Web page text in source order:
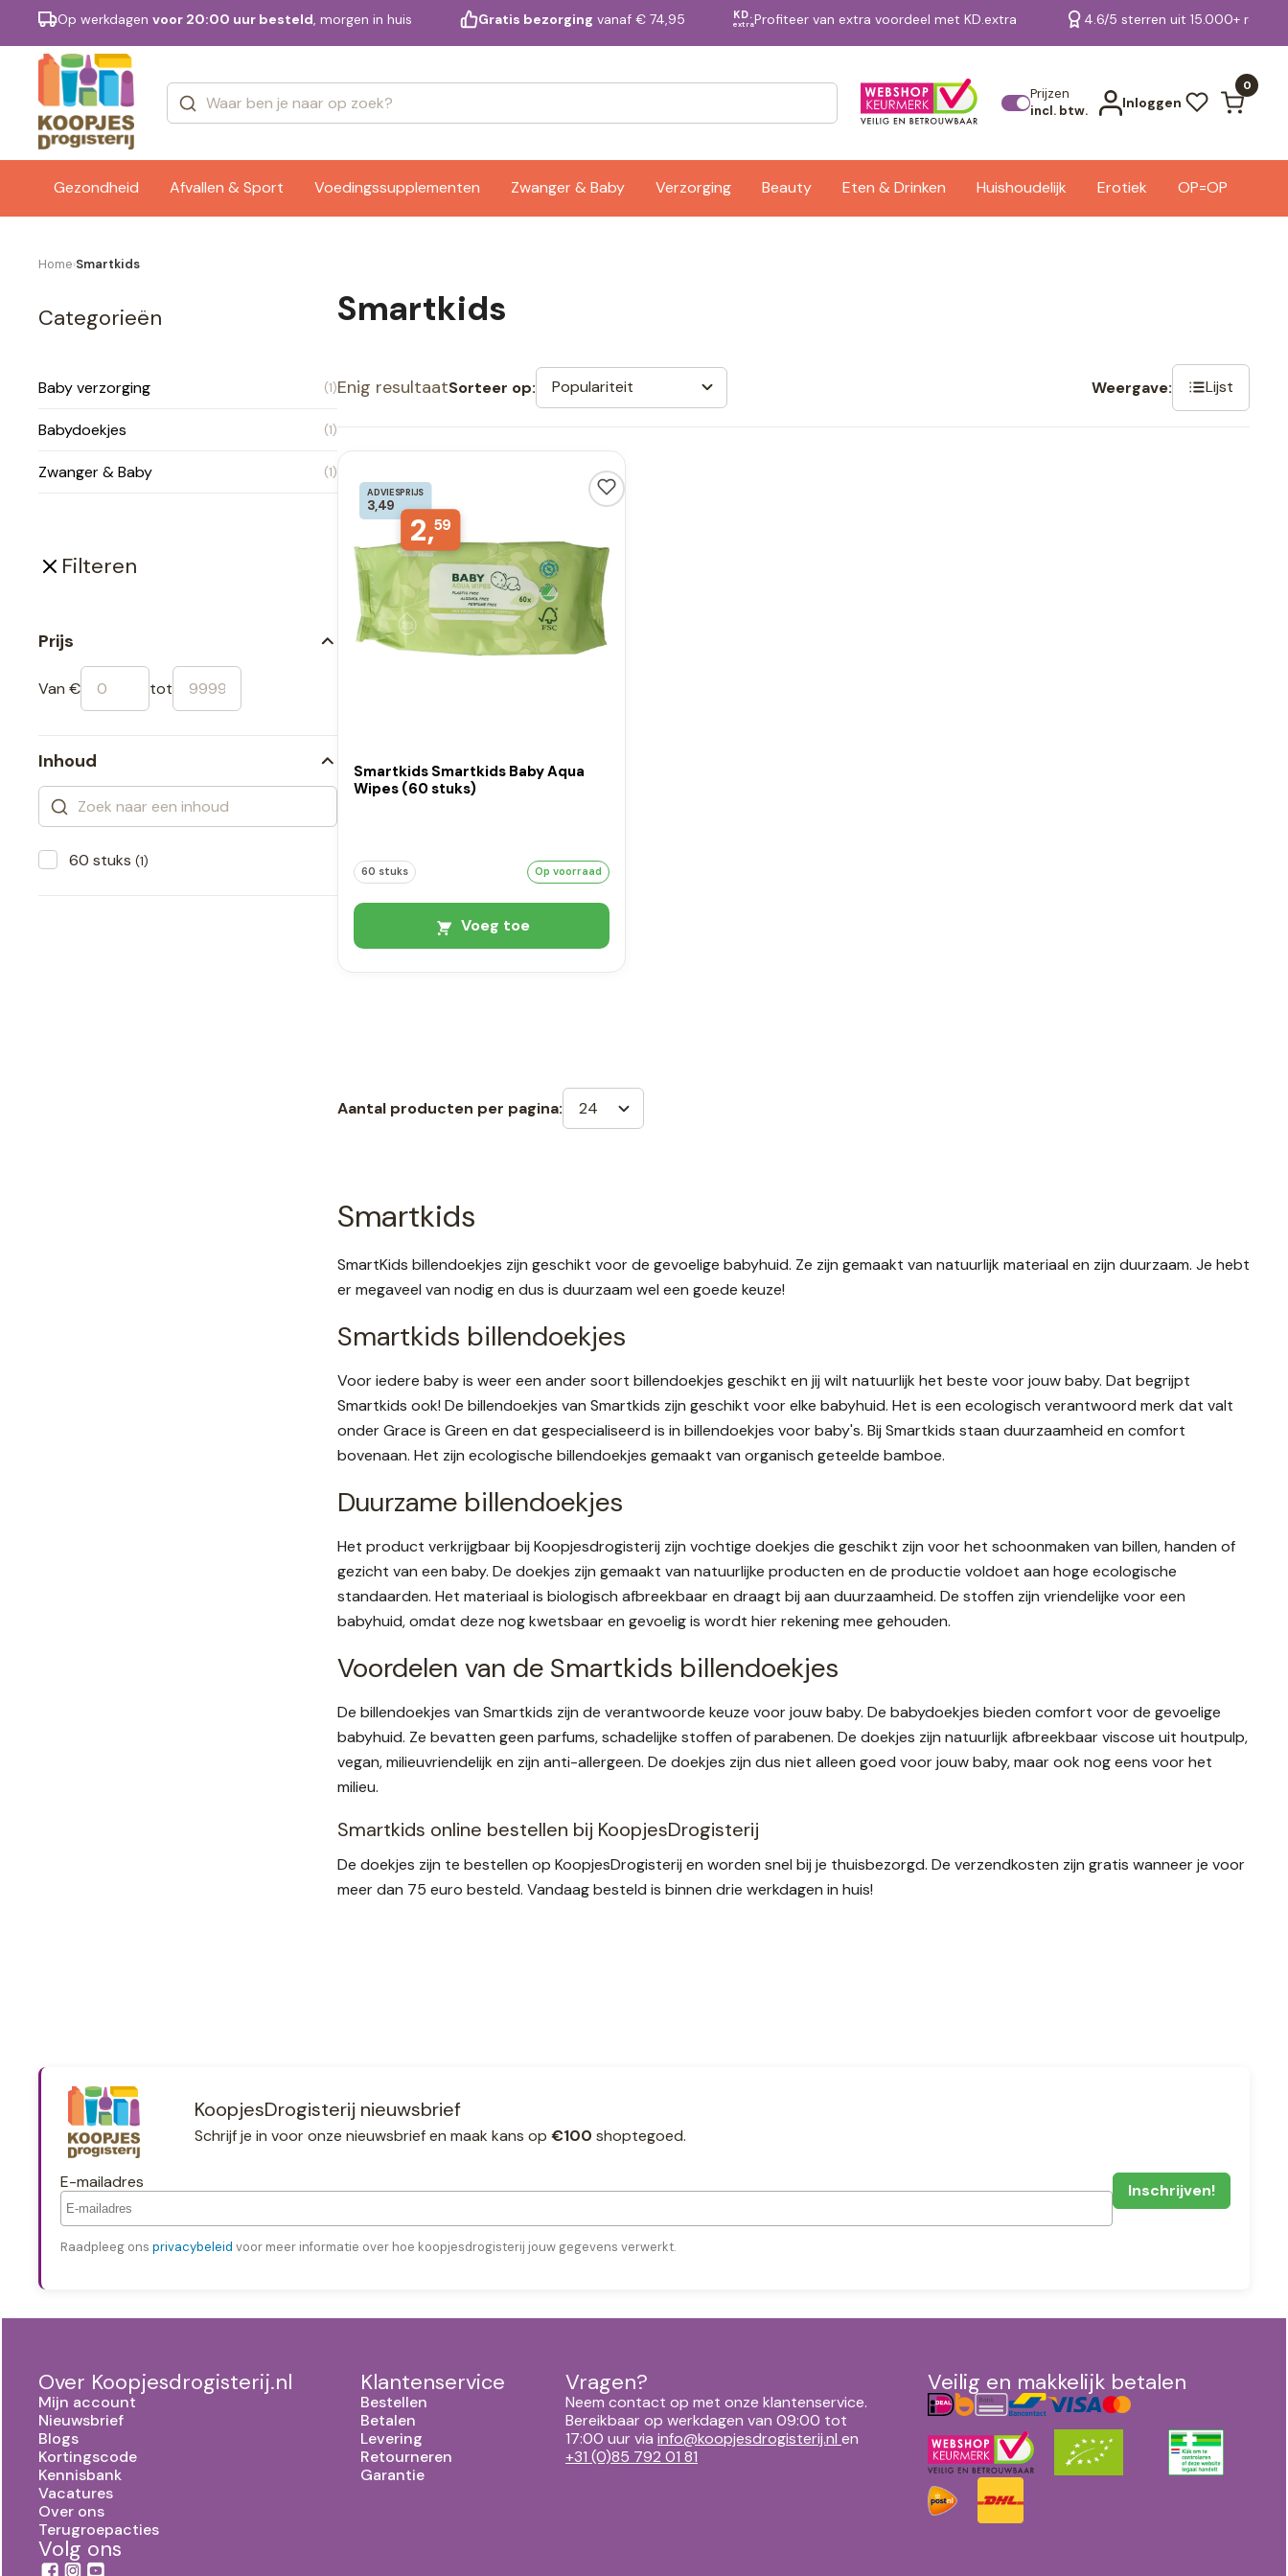
Op werkdagen voor 20:00 uur besteld, morgen in huis Gratis bezorging vanaf € 74,95 KD.
extraProfiteer van extra voordeel met KD.extra 4.6/5 sterren uit 15.000+
Prijzen
incl. btw.
Inloggen
0
Gezondheid Afvallen & Sport Voedingssupplementen Zwanger & Baby Verzorging Beauty Eten & Drinken Huishoudelijk Erotiek OP=OP
Merken Bekijk alle resultaten
Home›Smartkids
Categorieën
Baby verzorging (1)
Babydoekjes (1)
Zwanger & Baby (1)
Filteren
Prijs
Van € tot
Inhoud
60 stuks (1)
Smartkids
Enig resultaatSorteer op: Populariteit Weergave: Lijst
ADVIESPRIJS
3,49
2,59
Smartkids Smartkids Baby Aqua
Wipes (60 stuks)
60 stuks Op voorraad
Voeg toe
Aantal producten per pagina: 24
Smartkids
SmartKids billendoekjes zijn geschikt voor de gevoelige babyhuid. Ze zijn gemaakt van natuurlijk materiaal en zijn duurzaam. Je hebt
er megaveel van nodig en dus is duurzaam wel een goede keuze!
Smartkids billendoekjes
Voor iedere baby is weer een ander soort billendoekjes geschikt en jij wilt natuurlijk het beste voor jouw baby. Dat begrijpt
Smartkids ook! De billendoekjes van Smartkids zijn geschikt voor elke babyhuid. Het is een ecologisch verantwoord merk dat valt
onder Grace is Green en dat gespecialiseerd is in billendoekjes voor baby's. Bij Smartkids staan duurzaamheid en comfort
bovenaan. Het zijn ecologische billendoekjes gemaakt van organisch geteelde bamboe.
Duurzame billendoekjes
Het product verkrijgbaar bij Koopjesdrogisterij zijn vochtige doekjes die geschikt zijn voor het schoonmaken van billen, handen of
gezicht van een baby. De doekjes zijn gemaakt van natuurlijke producten en de productie voldoet aan hoge ecologische
standaarden. Het materiaal is biologisch afbreekbaar en draagt bij aan duurzaamheid. De stoffen zijn vriendelijke voor een
babyhuid, omdat deze nog kwetsbaar en gevoelig is wordt hier rekening mee gehouden.
Voordelen van de Smartkids billendoekjes
De billendoekjes van Smartkids zijn de verantwoorde keuze voor jouw baby. De babydoekjes bieden comfort voor de gevoelige
babyhuid. Ze bevatten geen parfums, schadelijke stoffen of parabenen. De doekjes zijn natuurlijk afbreekbaar viscose uit houtpulp,
vegan, milieuvriendelijk en zijn anti-allergeen. De doekjes zijn dus niet alleen goed voor jouw baby, maar ook nog eens voor het
milieu.
Smartkids online bestellen bij KoopjesDrogisterij
De doekjes zijn te bestellen op KoopjesDrogisterij en worden snel bij je thuisbezorgd. De verzendkosten zijn gratis wanneer je voor
meer dan 75 euro besteld. Vandaag besteld is binnen drie werkdagen in huis!
KoopjesDrogisterij nieuwsbrief
Schrijf je in voor onze nieuwsbrief en maak kans op €100 shoptegoed.
E-mailadres
Raadpleeg ons privacybeleid voor meer informatie over hoe koopjesdrogisterij jouw gegevens verwerkt.
Over Koopjesdrogisterij.nl
Mijn account
Nieuwsbrief
Blogs
Kortingscode
Kennisbank
Vacatures
Over ons
Terugroepacties
Volg ons
Klantenservice
Bestellen
Betalen
Levering
Retourneren
Garantie
Vragen?
Neem contact op met onze klantenservice.
Bereikbaar op werkdagen van 09:00 tot
17:00 uur via info@koopjesdrogisterij.nl en
+31 (0)85 792 01 81
Veilig en makkelijk betalen